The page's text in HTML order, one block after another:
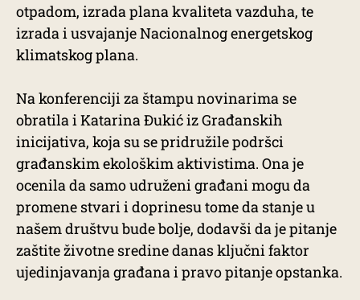
otpadom, izrada plana kvaliteta vazduha, te
izrada i usvajanje Nacionalnog energetskog
klimatskog plana.
Na konferenciji za štampu novinarima se
obratila i Katarina Đukić iz Građanskih
inicijativa, koja su se pridružile podršci
građanskim ekološkim aktivistima. Ona je
ocenila da samo udruženi građani mogu da
promene stvari i doprinesu tome da stanje u
našem društvu bude bolje, dodavši da je pitanje
zaštite životne sredine danas ključni faktor
ujedinjavanja građana i pravo pitanje opstanka.